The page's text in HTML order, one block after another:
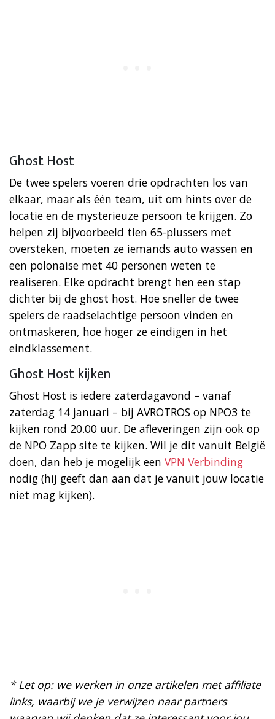
Ghost Host
De twee spelers voeren drie opdrachten los van
elkaar, maar als één team, uit om hints over de
locatie en de mysterieuze persoon te krijgen. Zo
helpen zij bijvoorbeeld tien 65-plussers met
oversteken, moeten ze iemands auto wassen en
een polonaise met 40 personen weten te
realiseren. Elke opdracht brengt hen een stap
dichter bij de ghost host. Hoe sneller de twee
spelers de raadselachtige persoon vinden en
ontmaskeren, hoe hoger ze eindigen in het
eindklassement.
Ghost Host kijken
Ghost Host is iedere zaterdagavond – vanaf
zaterdag 14 januari – bij AVROTROS op NPO3 te
kijken rond 20.00 uur. De afleveringen zijn ook op
de NPO Zapp site te kijken. Wil je dit vanuit België
doen, dan heb je mogelijk een VPN Verbinding
nodig (hij geeft dan aan dat je vanuit jouw locatie
niet mag kijken).
* Let op: we werken in onze artikelen met affiliate
links, waarbij we je verwijzen naar partners